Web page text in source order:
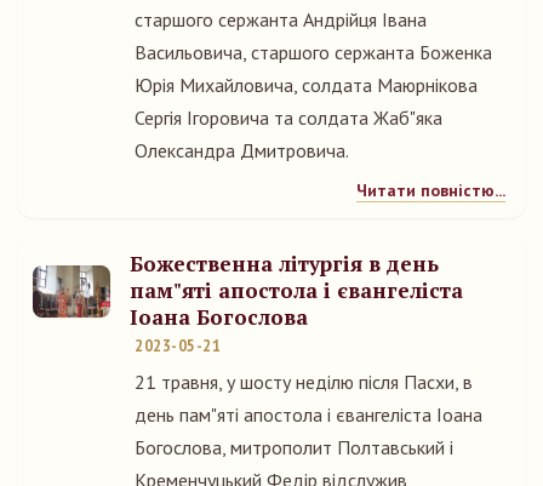
старшого сержанта Андрійця Івана
Васильовича, старшого сержанта Боженка
Юрія Михайловича, солдата Маюрнікова
Сергія Ігоровича та солдата Жаб"яка
Олександра Дмитровича.
Читати повністю...
Божественна літургія в день
пам"яті апостола і євангеліста
Іоана Богослова
2023-05-21
21 травня, у шосту неділю після Пасхи, в
день пам"яті апостола і євангеліста Іоана
Богослова, митрополит Полтавський і
Кременчуцький Федір відслужив